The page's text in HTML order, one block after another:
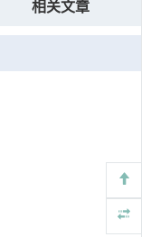
相关文章